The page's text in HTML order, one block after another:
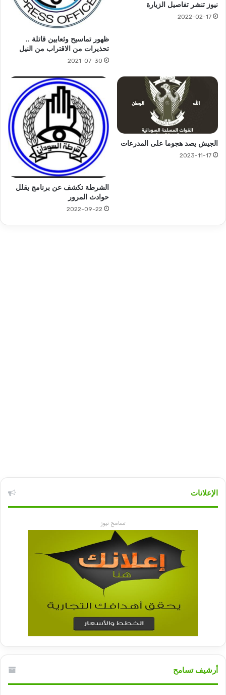
نيوز تنشر تفاصيل الزيارة
2022-02-17
ظهور تماسيح وثعابين قاتلة ..
تحذيرات من الاقتراب من النيل
2021-07-30
الجيش يصد هجوما على المدرعات
2023-11-17
الشرطة تكشف عن برنامج يقلل
حوادث المرور
2022-09-22
الإعلانات
تسامح نيوز
أرشيف تسامح